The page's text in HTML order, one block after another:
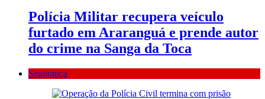
Polícia Militar recupera veículo
furtado em Araranguá e prende autor
do crime na Sanga da Toca
Segurança